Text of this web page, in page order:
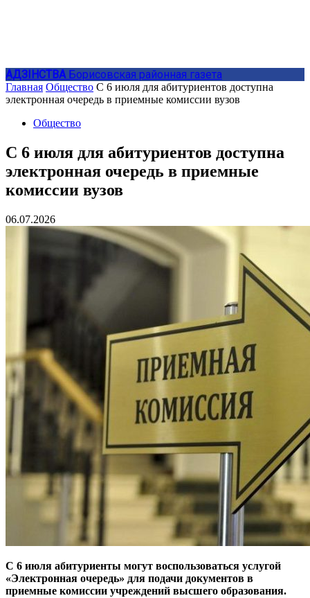
АДЗIНСТВА Борисовская районная газета
Главная Общество С 6 июля для абитуриентов доступна
электронная очередь в приемные комиссии вузов
Общество
С 6 июля для абитуриентов доступна
электронная очередь в приемные
комиссии вузов
06.07.2026
С 6 июля абитуриенты могут воспользоваться услугой
«Электронная очередь» для подачи документов в
приемные комиссии учреждений высшего образования.